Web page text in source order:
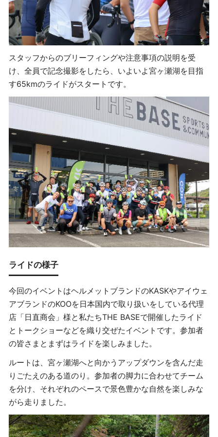
スタッフからのブリーフィングや注意事項の説明を受
け、全員で記念撮影をしたら、いよいよ宮ヶ瀬湖を目指
す65kmのライドがスタートです。
ライドの様子
今回のイベントはヘルメットブランドのKASKやアイウェ
アブランドのKOOを日本国内で取り扱いをしている代理
店「日直商会」様と私たちTHE BASEで開催したライド
とトークショーなどを織り交ぜたイベントです。参加者
の皆さまとまずはライドを楽しみました。
ルートは、宮ヶ瀬湖へと向かうアップダウンを含んだ走
りごたえのある道のり。参加者の脚力に合わせてチーム
を分け、それぞれのペースで景色豊かな自然を楽しみな
がら走りました。